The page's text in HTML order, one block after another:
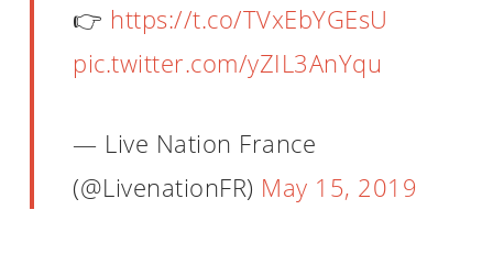
👉 https://t.co/TVxEbYGEsU
pic.twitter.com/yZIL3AnYqu
— Live Nation France
(@LivenationFR) May 15, 2019